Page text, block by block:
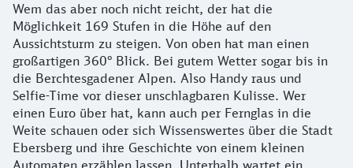
Wem das aber noch nicht reicht, der hat die
Möglichkeit 169 Stufen in die Höhe auf den
Aussichtsturm zu steigen. Von oben hat man einen
großartigen 360° Blick. Bei gutem Wetter sogar bis in
die Berchtesgadener Alpen. Also Handy raus und
Selfie-Time vor dieser unschlagbaren Kulisse. Wer
einen Euro über hat, kann auch per Fernglas in die
Weite schauen oder sich Wissenswertes über die Stadt
Ebersberg und ihre Geschichte von einem kleinen